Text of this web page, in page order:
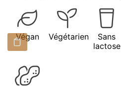
Végan Végétarien
Sans
lactose